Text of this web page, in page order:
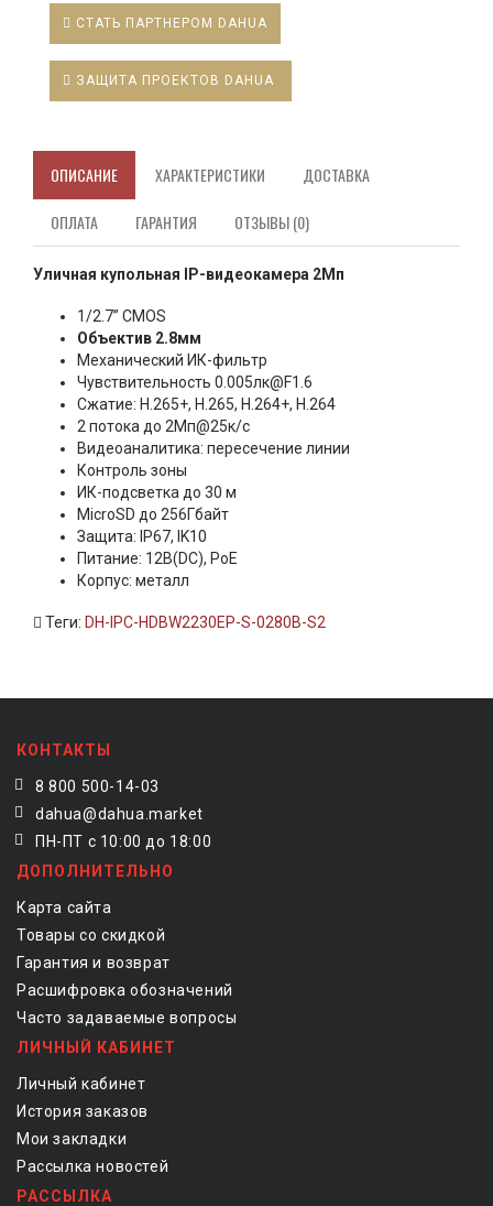
СТАТЬ ПАРТНЕРОМ DAHUA
ЗАЩИТА ПРОЕКТОВ DAHUA
ОПИСАНИЕ ХАРАКТЕРИСТИКИ ДОСТАВКА
ОПЛАТА ГАРАНТИЯ ОТЗЫВЫ (0)
Уличная купольная IP-видеокамера 2Мп
1/2.7” CMOS
Объектив 2.8мм
Механический ИК-фильтр
Чувствительность 0.005лк@F1.6
Сжатие: H.265+, H.265, H.264+, H.264
2 потока до 2Мп@25к/с
Видеоаналитика: пересечение линии
Контроль зоны
ИК-подсветка до 30 м
MicroSD до 256Гбайт
Защита: IP67, IK10
Питание: 12В(DC), PoE
Корпус: металл
Теги: DH-IPC-HDBW2230EP-S-0280B-S2
КОНТАКТЫ
8 800 500-14-03
dahua@dahua.market
ПН-ПТ с 10:00 до 18:00
ДОПОЛНИТЕЛЬНО
Карта сайта
Товары со скидкой
Гарантия и возврат
Расшифровка обозначений
Часто задаваемые вопросы
ЛИЧНЫЙ КАБИНЕТ
Личный кабинет
История заказов
Мои закладки
Рассылка новостей
РАССЫЛКА